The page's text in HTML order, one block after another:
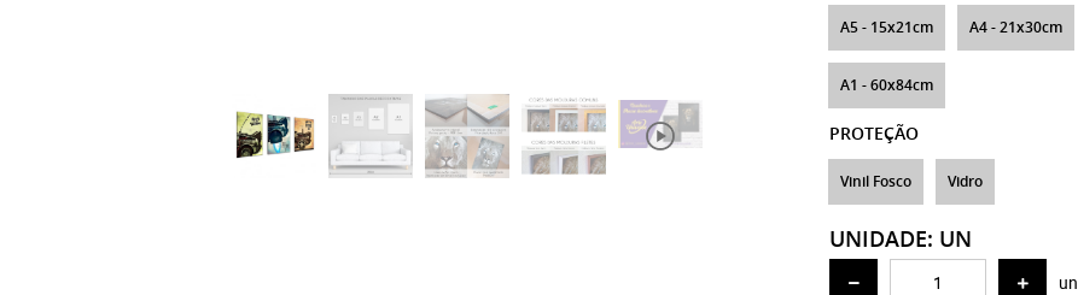
A5 - 15x21cm A4 - 21x30cm
A1 - 60x84cm
PROTEÇÃO
Vinil Fosco Vidro
UNIDADE: UN
un